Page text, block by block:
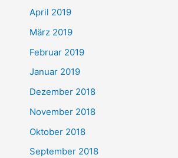
April 2019
März 2019
Februar 2019
Januar 2019
Dezember 2018
November 2018
Oktober 2018
September 2018